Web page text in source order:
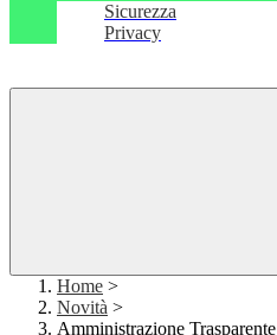
Sicurezza
Privacy
Home >
Novità >
Amministrazione Trasparente